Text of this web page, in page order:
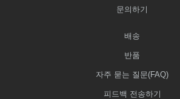
문의하기
배송
반품
자주 묻는 질문(FAQ)
피드백 전송하기